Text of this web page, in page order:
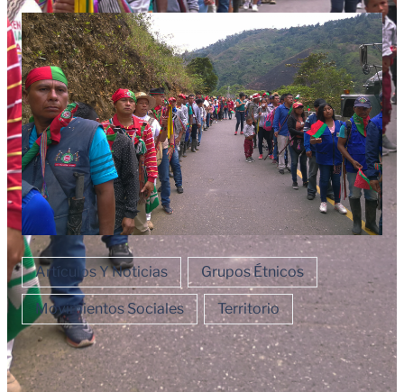
Artículos Y Noticias Grupos Étnicos
Movimientos Sociales Territorio